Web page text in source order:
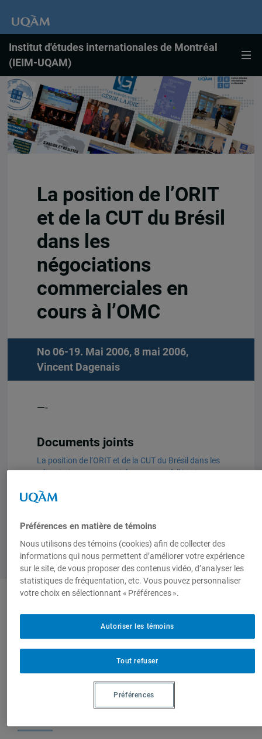
Institut d'études internationales de Montréal
(IEIM-UQAM)
La position de l’ORIT
et de la CUT du Brésil
dans les
négociations
commerciales en
cours à l’OMC
No 06-19. Mai 2006, 8 mai 2006,
Vincent Dagenais
—-
Documents joints
La position de l’ORIT et de la CUT du Brésil dans les
négociations commerciales en cours à l’OMC
Auteurs-trices
Sur le même sujet
Préférences en matière de témoins
Nous utilisons des témoins (cookies) afin de collecter des
informations qui nous permettent d’améliorer votre expérience
sur le site, de vous proposer des contenus vidéo, d’analyser les
statistiques de fréquentation, etc. Vous pouvez personnaliser
votre choix en sélectionnant « Préférences ».
Tout refuser
Autoriser les témoins
Préférences